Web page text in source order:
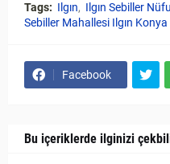
Tags: Ilgın Ilgın Sebiller
Sebiller Mahallesi Ilgın Konya
Facebook
Bu içeriklerde ilginizi